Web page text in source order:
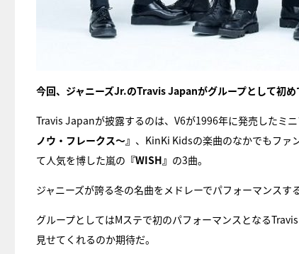
今回、ジャニーズJr.のTravis Japanがグループとして初
Travis Japanが披露するのは、V6が1996年に発売したミ
ノウ・フレークス～』 、KinKi Kidsの楽曲のなかでもファ
て人気を博した嵐の 『WISH』 の3曲。
ジャニーズが誇る冬の名曲をメドレーでパフォーマンスする
グループとしてはMステで初のパフォーマンスとなる
見せてくれるのか期待だ。